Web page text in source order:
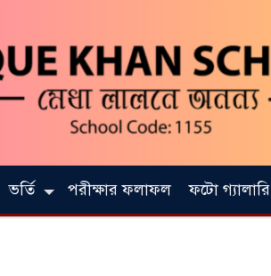
ভর্তি পরীক্ষার ফলাফল ফটো গ্যালারি